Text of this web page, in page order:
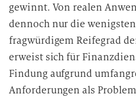
gewinnt. Von realen
dennoch nur die
fragwürdigem Reifegrad
erweist sich für
Findung aufgrund
Anforderungen als